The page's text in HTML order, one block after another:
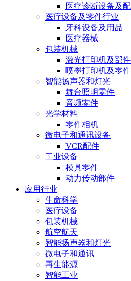
医疗诊断设备及
医疗设备及零件行业
牙科设备及用品
医疗器械
包装机械
激光打印机及部件
喷墨打印机及零件
智能扬声器和灯光
舞台照明零件
音频零件
光学材料
零件相机
微电子和通讯设备
VCR配件
工业设备
模具零件
动力传动部件
应用行业
生命科学
医疗设备
包装机械
航空航天
智能扬声器和灯光
微电子和通讯
再生能源
智能工业